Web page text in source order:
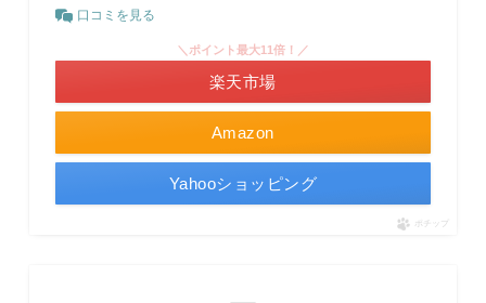
口コミを見る
Amazon
＼ポイント最大11倍！／
楽天市場
Yahooショッピング
ポチップ